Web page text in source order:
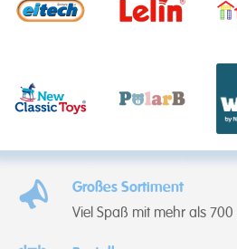
Großes Sortiment
Viel Spaß mit mehr als